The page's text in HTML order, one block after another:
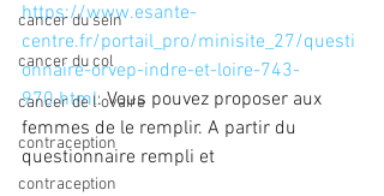
cancer du sein
cancer du col
cancer de l'ovaire
contraception
contraception
https://www.esante-
centre.fr/portail_pro/minisite_27/questi
onnaire-orvep-indre-et-loire-743-
970.html. Vous pouvez proposer aux
femmes de le remplir. A partir du
questionnaire rempli et